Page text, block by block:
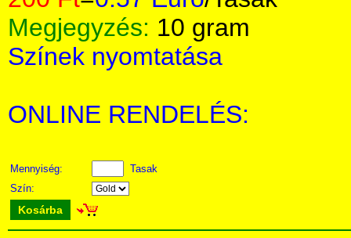
Megjegyzés: 10 gram
Színek nyomtatása
ONLINE RENDELÉS:
Mennyiség:
Tasak
Szín:
Kosárba